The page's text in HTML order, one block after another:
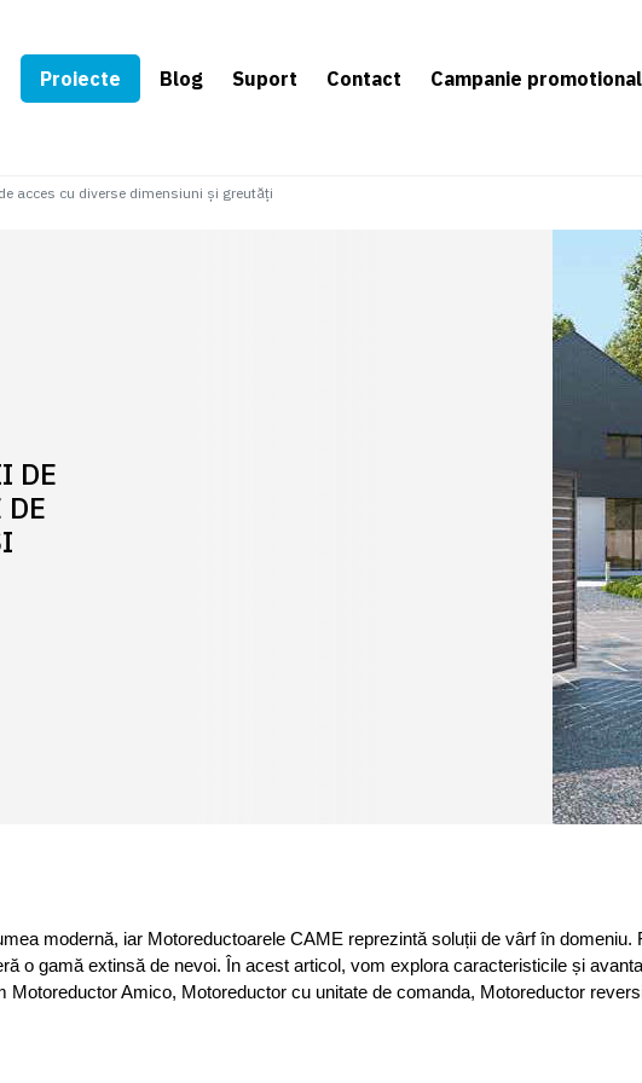
Proiecte Blog Suport Contact Campanie
acces cu diverse dimensiuni și greutăți
DE
modernă, iar Motoreductoarele CAME reprezintă soluții de vârf în
o gamă extinsă de nevoi. În acest articol, vom explora caracteristicile și
Amico, Motoreductor cu unitate de comanda, Motoreductor